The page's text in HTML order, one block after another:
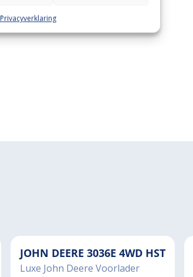
Privacyverklaring
JOHN DEERE 3036E 4WD HST
Luxe John Deere Voorlader